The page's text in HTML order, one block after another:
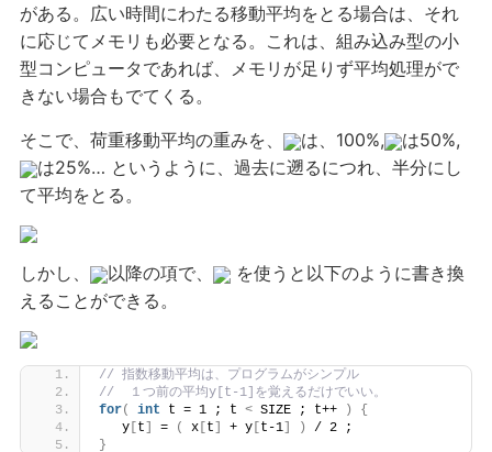
がある。広い時間にわたる移動平均をとる場合は、それ
に応じてメモリも必要となる。これは、組み込み型の小
型コンピュータであれば、メモリが足りず平均処理がで
きない場合もでてくる。
そこで、荷重移動平均の重みを、
は、100%,
は50%,
は25%… というように、過去に遡るにつれ、半分にし
て平均をとる。
しかし、 以降の項で、
を使うと以下のように書き換
えることができる。
// 指数移動平均は、プログラムがシンプル
//  １つ前の平均y[t-1]を覚えるだけでいい。
for( int t = 1 ; t < SIZE ; t++ )
{
   y
[t] = ( x[t] + y[t-1] )
/ 2 ;
}